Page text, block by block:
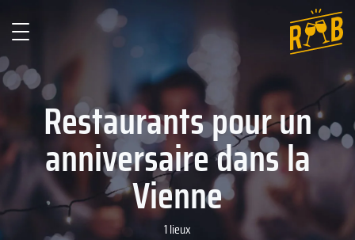
Restaurants pour un
anniversaire dans la
Vienne
1 lieux